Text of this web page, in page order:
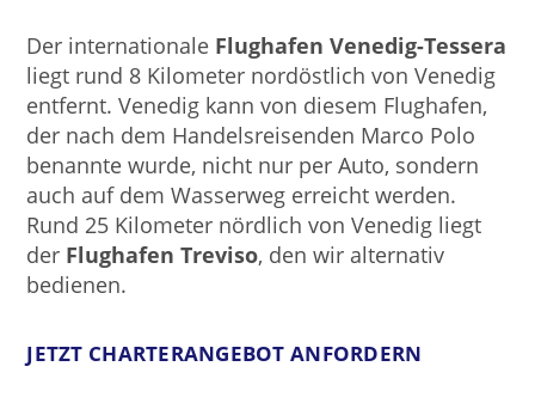
Der internationale Flughafen Venedig-Tessera
liegt rund 8 Kilometer nordöstlich von Venedig
entfernt. Venedig kann von diesem Flughafen,
der nach dem Handelsreisenden Marco Polo
benannte wurde, nicht nur per Auto, sondern
auch auf dem Wasserweg erreicht werden.
Rund 25 Kilometer nördlich von Venedig liegt
der Flughafen Treviso, den wir alternativ
bedienen.
JETZT CHARTERANGEBOT ANFORDERN